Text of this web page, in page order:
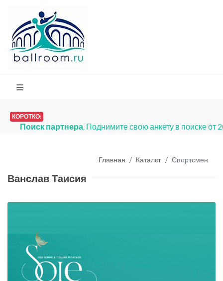
КОРОТКО:
Поиск партнера. Поднимите свою анкету в поиске от
Главная Каталог Спортсмен
Ванслав Таисия